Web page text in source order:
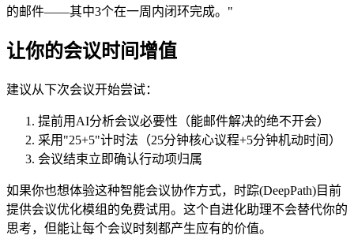
的邮件——其中3个在一周内闭环完成。"
让你的会议时间增值
建议从下次会议开始尝试：
提前用AI分析会议必要性（能邮件解决的绝不开会）
采用"25+5"计时法（25分钟核心议程+5分钟机动时间）
会议结束立即确认行动项归属
如果你也想体验这种智能会议协作方式，时踪(DeepPath)目前
提供会议优化模组的免费试用。这个自进化助理不会替代你的
思考，但能让每个会议时刻都产生应有的价值。